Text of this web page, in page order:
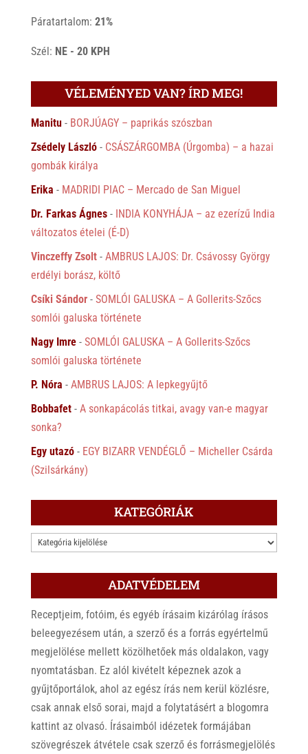
Páratartalom: 21%
Szél: NE - 20 KPH
VÉLEMÉNYED VAN? ÍRD MEG!
Manitu- BORJÚAGY – paprikás szószban
Zsédely László- CSÁSZÁRGOMBA (Úrgomba) – a hazai
gombák királya
Erika - MADRIDI PIAC – Mercado de San Miguel
Dr. Farkas Ágnes- INDIA KONYHÁJA – az ezerízű India
változatos ételei (É-D)
Vinczeffy Zsolt- AMBRUS LAJOS: Dr. Csávossy György
erdélyi borász, költő
Csíki Sándor- SOMLÓI GALUSKA – A Gollerits-Szőcs
somlói galuska története
Nagy Imre- SOMLÓI GALUSKA – A Gollerits-Szőcs
somlói galuska története
P. Nóra - AMBRUS LAJOS: A lepkegyűjtő
Bobbafet- A sonkapácolás titkai, avagy van-e magyar
sonka?
Egy utazó- EGY BIZARR VENDÉGLŐ – Micheller Csárda
(Szilsárkány)
KATEGÓRIÁK
KATEGÓRIÁK
ADATVÉDELEM
Receptjeim, fotóim, és egyéb írásaim kizárólag írásos
beleegyezésem után, a szerző és a forrás egyértelmű
megjelölése mellett közölhetőek más oldalakon, vagy
nyomtatásban. Ez alól kivételt képeznek azok a
gyűjtőportálok, ahol az egész írás nem kerül közlésre,
csak annak első sorai, majd a folytatásért a blogomra
kattint az olvasó. Írásaimból idézetek formájában
szövegrészek átvétele csak szerző és forrásmegjelölés